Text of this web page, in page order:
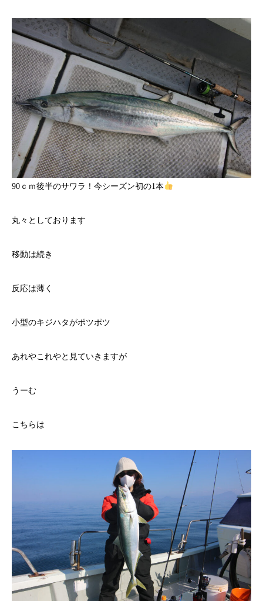
90ｃｍ後半のサワラ！今シーズン初の1本
丸々としております
移動は続き
反応は薄く
小型のキジハタがポツポツ
あれやこれやと見ていきますが
うーむ
こちらは